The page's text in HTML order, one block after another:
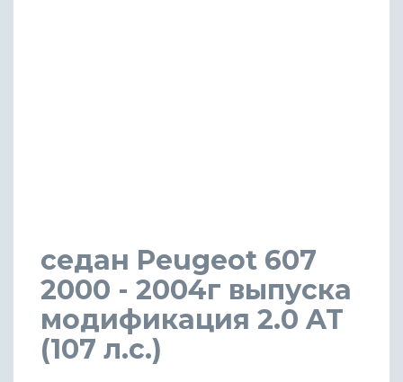
седан Peugeot 607
2000 - 2004г выпуска
модификация 2.0 AT
(107 л.с.)